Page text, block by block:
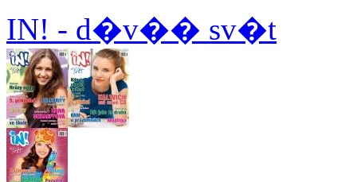
IN! - d�v�� sv�t